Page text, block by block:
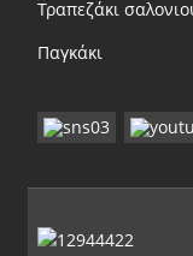
Τραπεζάκι
Παγκάκι